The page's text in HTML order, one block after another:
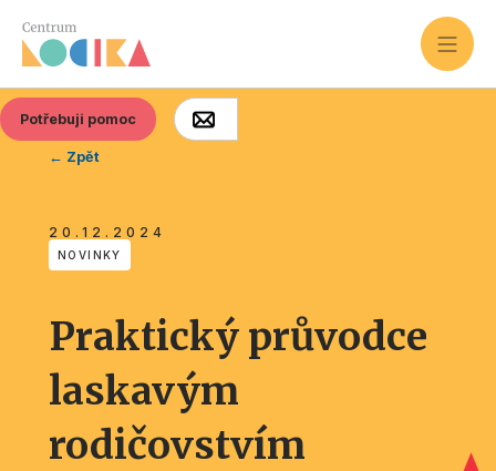
Potřebuji pomoc
← Zpět
20.12.2024
NOVINKY
Praktický průvodce
laskavým
rodičovstvím